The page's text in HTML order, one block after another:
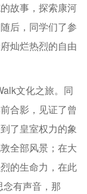
故事，探索康河
后，同学们了参
灿烂热烈的自由
文化之旅。同
合影，见证了曾
了皇室权力的象
全部风景；在大
的生命力，在此
念有声音，那